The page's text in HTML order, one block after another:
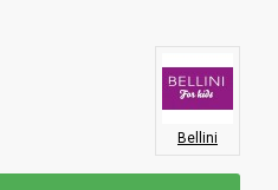
Bellini